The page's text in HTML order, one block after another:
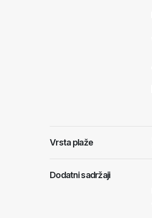
Vrsta plaže
Dodatni sadržaji